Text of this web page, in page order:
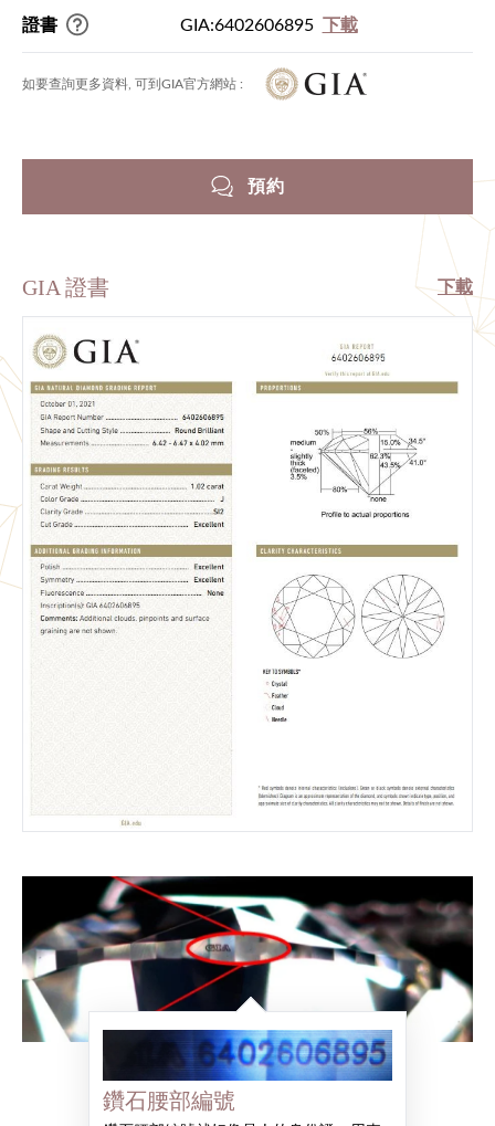
證書 GIA:6402606895 下載
如要查詢更多資料, 可到GIA官方網站 :
預約
GIA 證書 下載
鑽石腰部編號